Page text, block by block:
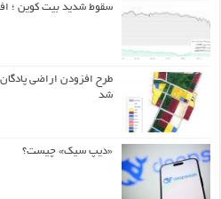
سقوط شدید بیت کوین ؛ افت ۱۵ درصدی اتریوم و
طرح افزودن اراضی
شد
«دیپ سیک» چیست؟